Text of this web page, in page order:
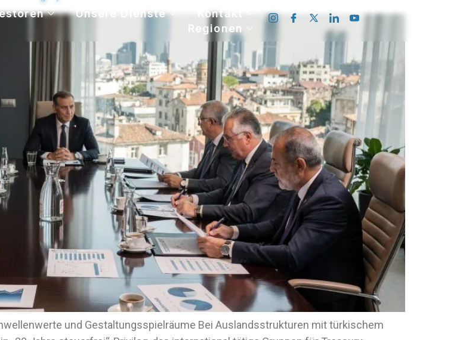
Unsere Dienste
Kontakt
Regionen
und Gestaltungsspielräume Bei Auslandsstrukturen mit türkischem